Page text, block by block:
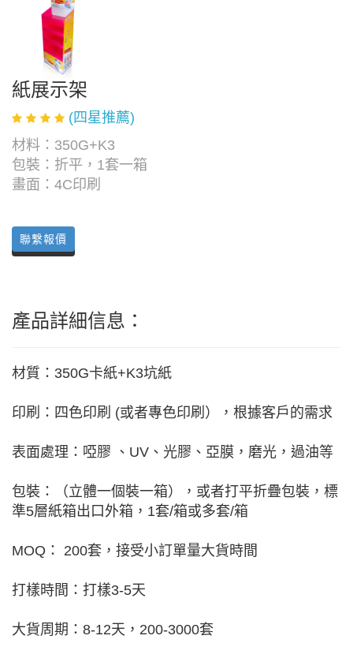
紙展示架
(四星推薦)
材料：350G+K3
包裝：折平，1套一箱
畫面：4C印刷
聯繫報價
產品詳細信息：
材質：350G卡紙+K3坑紙
印刷：四色印刷 (或者專色印刷），根據客戶的需求
表面處理：啞膠 、UV、光膠、亞膜，磨光，過油等
包裝：（立體一個裝一箱），或者打平折疊包裝，標
準5層紙箱出口外箱，1套/箱或多套/箱
MOQ： 200套，接受小訂單量大貨時間
打樣時間：打樣3-5天
大貨周期：8-12天，200-3000套